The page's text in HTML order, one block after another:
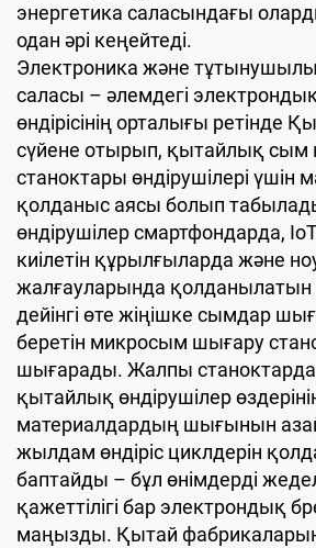
энергетика саласындағы
одан әрі кеңейтеді.
Электроника және
саласы – әлемдегі
өндірісінің орталығы ретінде
сүйене отырып, қытайлық сым
станоктары өндірушілері үшін
қолданыс аясы болып
өндірушілер смартфондарда,
киілетін құрылғыларда және
жалғауларында қолданылатын
дейінгі өте жіңішке сымдар
беретін микросым шығару
шығарады. Жалпы
қытайлық өндірушілер
материалдардың шығынын
жылдам өндіріс циклдерін
баптайды – бұл өнімдерді
қажеттілігі бар электрондық
маңызды. Қытай